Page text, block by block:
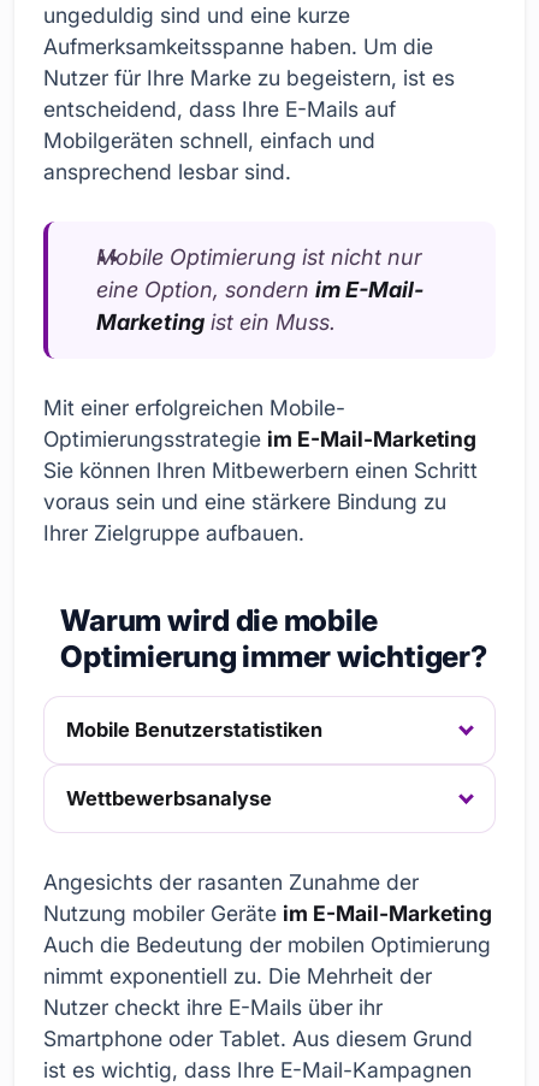
ungeduldig sind und eine kurze
Aufmerksamkeitsspanne haben. Um die
Nutzer für Ihre Marke zu begeistern, ist es
entscheidend, dass Ihre E-Mails auf
Mobilgeräten schnell, einfach und
ansprechend lesbar sind.
Mobile Optimierung ist nicht nur
eine Option, sondern im E-Mail-
Marketing ist ein Muss.
Mit einer erfolgreichen Mobile-
Optimierungsstrategie im E-Mail-Marketing
Sie können Ihren Mitbewerbern einen Schritt
voraus sein und eine stärkere Bindung zu
Ihrer Zielgruppe aufbauen.
Warum wird die mobile
Optimierung immer wichtiger?
Mobile Benutzerstatistiken
Wettbewerbsanalyse
Angesichts der rasanten Zunahme der
Nutzung mobiler Geräte im E-Mail-Marketing
Auch die Bedeutung der mobilen Optimierung
nimmt exponentiell zu. Die Mehrheit der
Nutzer checkt ihre E-Mails über ihr
Smartphone oder Tablet. Aus diesem Grund
ist es wichtig, dass Ihre E-Mail-Kampagnen